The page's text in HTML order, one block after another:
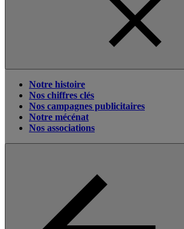
Notre histoire
Nos chiffres clés
Nos campagnes publicitaires
Notre mécénat
Nos associations